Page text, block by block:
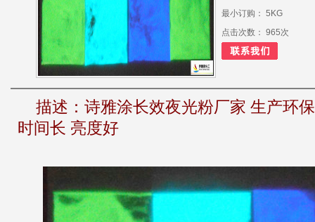
最小订购： 5KG
点击次数： 965次
描述： 诗雅涂长效夜光粉厂家 生产环
时间长 亮度好